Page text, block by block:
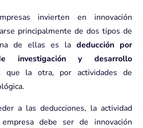
invierten en innovación
principalmente de dos tipos de
de ellas es la deducción por
investigación y desarrollo
que la otra, por actividades de
a las deducciones, la actividad
debe ser de innovación